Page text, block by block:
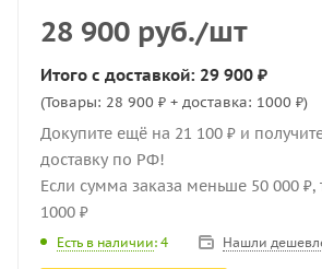
28 900 руб./шт
Итого с доставкой: 29 900 ₽
(Товары: 28 900 ₽ + доставка: 1000 ₽)
Докупите ещё на 21 100 ₽ и
доставку по РФ!
Если сумма заказа меньше 50 000 ₽,
1000 ₽
Есть в наличии: 4 Нашли